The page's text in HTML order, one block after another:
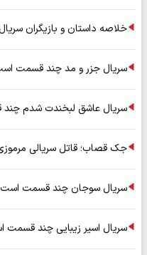
خلاصه داستان و بازیگران
سریال جزر و مد چند قسمت
سریال عاشق لبخندت شدم چند
جک قصاب؛ قاتل سریالی
سریال سوجان چند قسمت است+
سریال اسیر زیبایی چند قسمت